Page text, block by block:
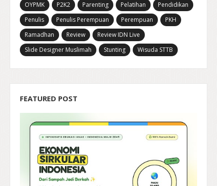
OYPMK P2K2 Parenting Pelatihan
Pendidikan
Penulis
Penulis Perempuan Perempuan
PKH
Ramadhan
Review
Review IDN Live
Slide Designer Muslimah
Stunting Wisuda STTB
FEATURED POST